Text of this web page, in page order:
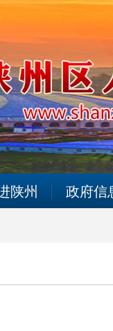
陕州 政府信